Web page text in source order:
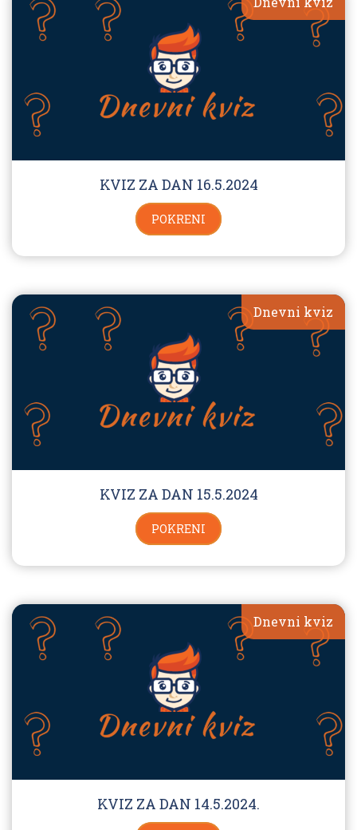
KVIZ ZA DAN 16.5.2024
POKRENI
Dnevni kviz
KVIZ ZA DAN 15.5.2024
POKRENI
Dnevni kviz
KVIZ ZA DAN 14.5.2024.